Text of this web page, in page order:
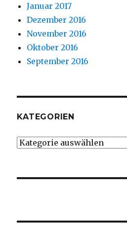
Januar 2017
Dezember 2016
November 2016
Oktober 2016
September 2016
KATEGORIEN
Kategorien